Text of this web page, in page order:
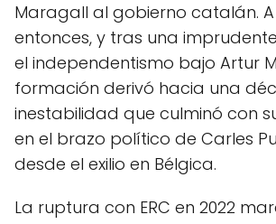
Maragall al gobierno catalán.
entonces, y tras una
el independentismo bajo Artur
formación derivó hacia una
inestabilidad que culminó con
en el brazo político de Carles
desde el exilio en Bélgica.
La ruptura con ERC en 2022